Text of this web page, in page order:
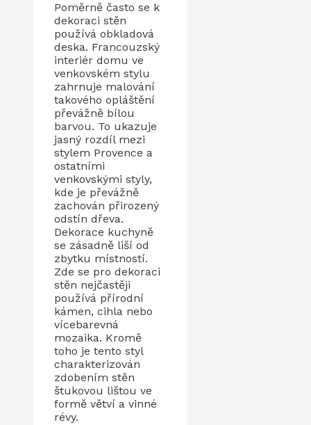
Poměrně často se k
dekoraci stěn
používá obkladová
deska. Francouzský
interiér domu ve
venkovském stylu
zahrnuje malování
takového opláštění
převážně bílou
barvou. To ukazuje
jasný rozdíl mezi
stylem Provence a
ostatními
venkovskými styly,
kde je převážně
zachován přirozený
odstín dřeva.
Dekorace kuchyně
se zásadně liší od
zbytku místností.
Zde se pro dekoraci
stěn nejčastěji
používá přírodní
kámen, cihla nebo
vícebarevná
mozaika. Kromě
toho je tento styl
charakterizován
zdobením stěn
štukovou lištou ve
formě větví a vinné
révy.